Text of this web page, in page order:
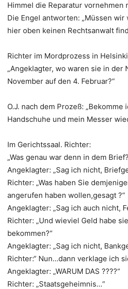
Himmel die Reparatur vornehmen
Die Engel antworten: „Müssen wir
hier oben keinen Rechtsanwalt
Richter im Mordprozess in
„Angeklagter, wo waren sie in der
November auf den 4. Februar?“
O.J. nach dem Prozeß: „Bekomme
Handschuhe und mein Messer
Im Gerichtssaal. Richter:
„Was genau war denn in dem
Angeklagter: „Sag ich nicht,
Richter: „Was haben Sie
angerufen haben wollen,gesagt ?“
Angeklagter: „Sag ich auch nicht,
Richter: „Und wieviel Geld habe
bekommen?“
Angeklagter: „Sag ich nicht,
Richter:“ Nun…dann verklage ich
Angeklagter: „WARUM DAS ????“
Richter: „Staatsgeheimnis…“